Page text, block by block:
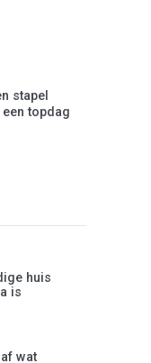
stapel
topdag
huis
is
wat